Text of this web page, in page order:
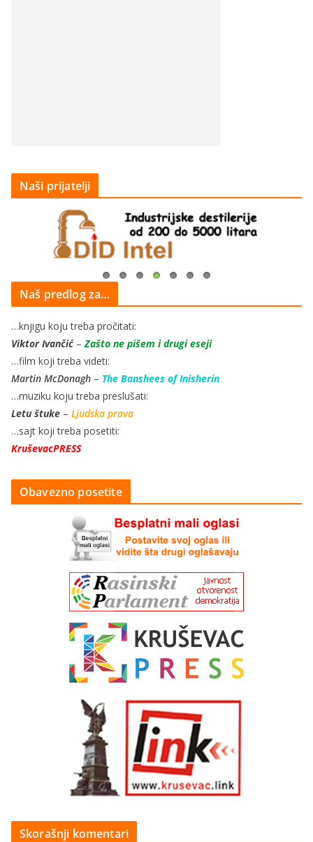
Naši prijatelji
Naš predlog za…
…knjigu koju treba pročitati:
Viktor Ivančić– Zašto ne pišem i drugi eseji
…film koji treba videti:
Martin McDonagh – The Banshees of Inisherin
…muziku koju treba preslušati:
Letu štuke – Ljudska prava
…sajt koji treba posetiti:
KruševacPRESS
Obavezno posetite
Skorašnji komentari